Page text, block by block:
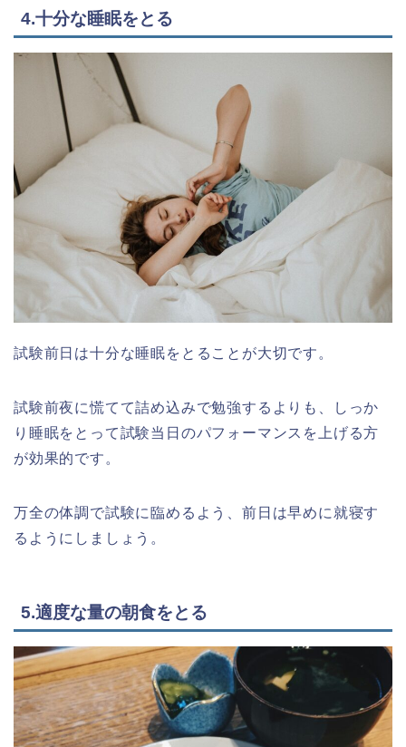
4.十分な睡眠をとる
試験前日は十分な睡眠をとることが大切です。
試験前夜に慌てて詰め込みで勉強するよりも、しっか
り睡眠をとって試験当日のパフォーマンスを上げる方
が効果的です。
万全の体調で試験に臨めるよう、前日は早めに就寝す
るようにしましょう。
5.適度な量の朝食をとる